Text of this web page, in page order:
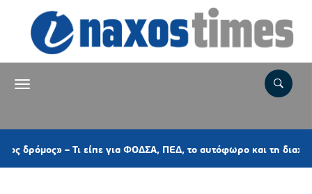
– Τι είπε για ΦΟΔΣΑ, ΠΕΔ, το αυτόφωρο και τη διαχείριση